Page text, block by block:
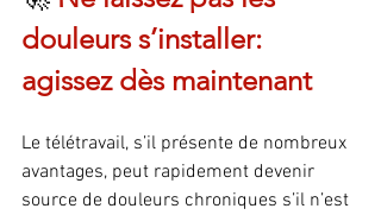
douleurs s’installer:
agissez dès maintenant
Le télétravail, s’il présente de nombreux
avantages, peut rapidement devenir
source de douleurs chroniques s’il n’est